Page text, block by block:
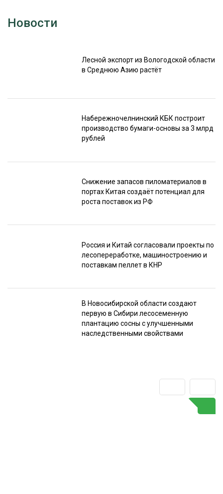
Новости
Лесной экспорт из Вологодской области
в Среднюю Азию растёт
Набережночелнинский КБК построит
производство бумаги-основы за 3 млрд
рублей
Снижение запасов пиломатериалов в
портах Китая создаёт потенциал для
роста поставок из РФ
Россия и Китай согласовали проекты по
лесопереработке, машиностроению и
поставкам пеллет в КНР
В Новосибирской области создают
первую в Сибири лесосеменную
плантацию сосны с улучшенными
наследственными свойствами